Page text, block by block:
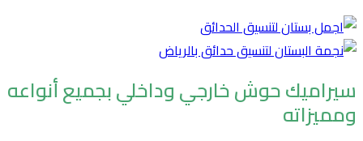
سيراميك حوش خارجي وداخلي بجميع أنواعه
ومميزاته